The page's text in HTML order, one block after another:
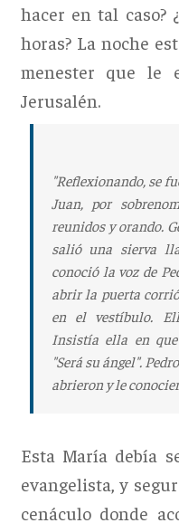
hacer en tal caso?
horas? La noche
menester que le
Jerusalén.
"Reflexionando, se
Juan, por
reunidos y orando.
salió una sierva
conoció la voz de
abrir la puerta
en el vestíbulo.
Insistía ella en
"Será su ángel".
abrieron y le
Esta María debía
evangelista, y
cenáculo donde